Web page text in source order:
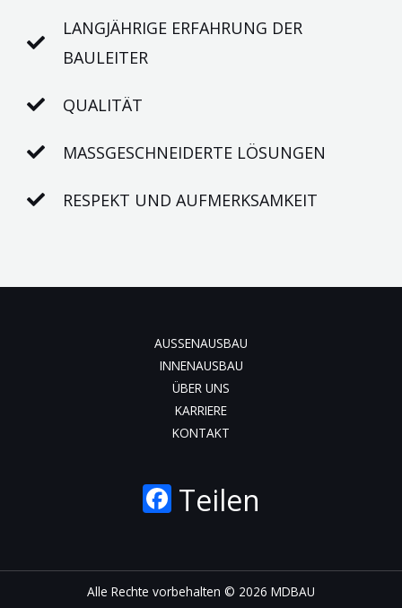
LANGJÄHRIGE ERFAHRUNG DER
BAULEITER
QUALITÄT
MASSGESCHNEIDERTE LÖSUNGEN
RESPEKT UND AUFMERKSAMKEIT
AUSSENAUSBAU
INNENAUSBAU
ÜBER UNS
KARRIERE
KONTAKT
F
b
Teilen
Alle Rechte vorbehalten © 2026 MDBAU